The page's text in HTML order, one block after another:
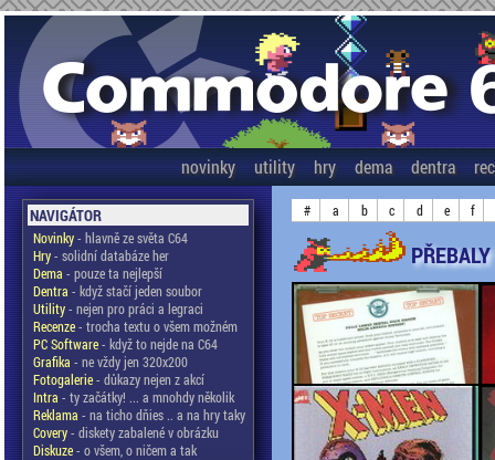
novinky utility hry dema dentra
NAVIGÁTOR
Novinky- hlavně ze světa C64
Hry- solidní databáze her
Dema - pouze ta nejlepší
Dentra - když stačí jeden soubor
Utility- nejen pro práci a legraci
Recenze- trocha textu o všem možném
PC Software- když to nejde na C64
Grafika - ne vždy jen 320x200
Fotogalerie- důkazy nejen z akcí
Intra - ty začátky! ... a mnohdy několik
Reklama - na ticho dňies .. a na hry taky
Covery- diskety zabalené v obrázku
Diskuze- o všem, o ničem a tak
# a b c d e f